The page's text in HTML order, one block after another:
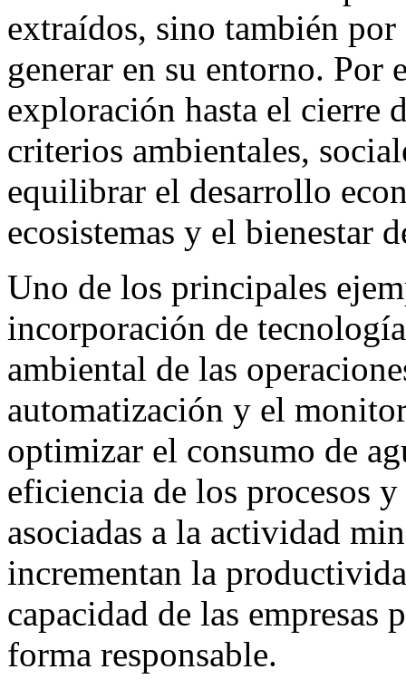
extraídos, sino también
generar en su entorno. Por
exploración hasta el cierre
criterios ambientales,
equilibrar el desarrollo
ecosistemas y el bienestar
Uno de los principales
incorporación de
ambiental de las
automatización y el
optimizar el consumo de
eficiencia de los procesos
asociadas a la actividad
incrementan la
capacidad de las empresas
forma responsable.